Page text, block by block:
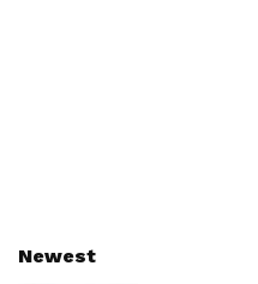
Newest